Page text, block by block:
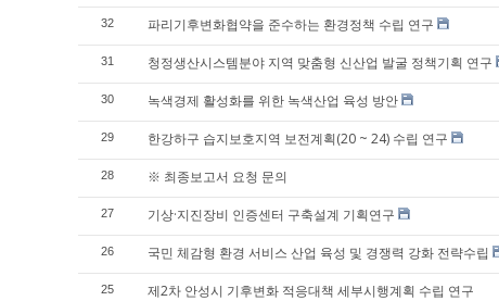
32 파리기후변화협약을 준수하는 환경정책 수립 연구
31 청정생산시스템분야 지역 맞춤형 신산업 발굴 정책기획 연구
30 녹색경제 활성화를 위한 녹색산업 육성 방안
29 한강하구 습지보호지역 보전계획(20 ~ 24) 수립 연구
28 ※ 최종보고서 요청 문의
27 기상·지진장비 인증센터 구축설계 기획연구
26 국민 체감형 환경 서비스 산업 육성 및 경쟁력 강화 전략수립
25 제2차 안성시 기후변화 적응대책 세부시행계획 수립 연구